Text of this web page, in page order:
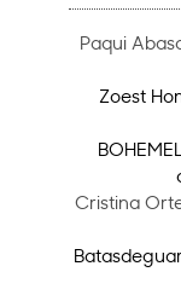
Paqui
Zoest
BOHEMEL
Cristina